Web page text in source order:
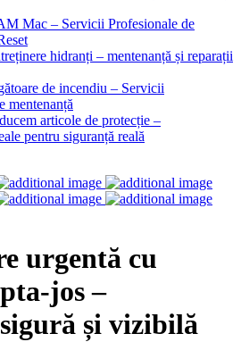
Mac – Servicii Profesionale de
hidranți – mentenanță și reparații
de incendiu – Servicii
mentenanță
articole de protecție –
pentru siguranță reală
urgentă cu
jos –
și vizibilă